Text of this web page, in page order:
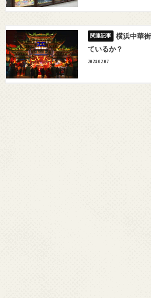
横浜中華
ているか？
2024.02.07